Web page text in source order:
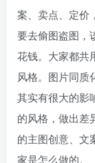
案、卖点、定价
要去偷图盗图，
花钱。大家都共
风格。图片同质
其实有很大的影
的风格，做出差
的主图创意、文
家是怎么做的。